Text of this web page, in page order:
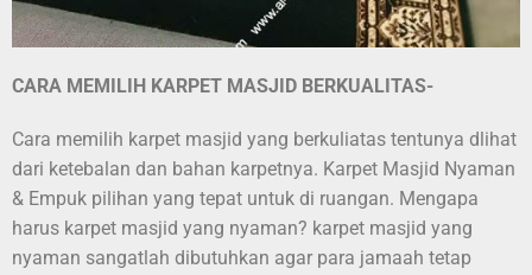
CARA MEMILIH KARPET MASJID BERKUALITAS-
Cara memilih karpet masjid yang berkuliatas tentunya dlihat
dari ketebalan dan bahan karpetnya. Karpet Masjid Nyaman
& Empuk pilihan yang tepat untuk di ruangan. Mengapa
harus karpet masjid yang nyaman? karpet masjid yang
nyaman sangatlah dibutuhkan agar para jamaah tetap